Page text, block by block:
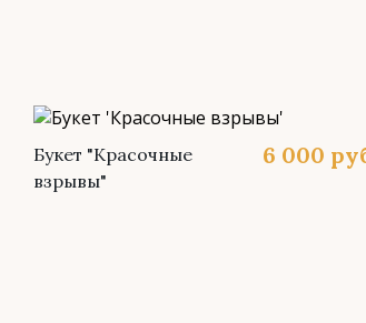
Букет "Красочные
взрывы"
6 000